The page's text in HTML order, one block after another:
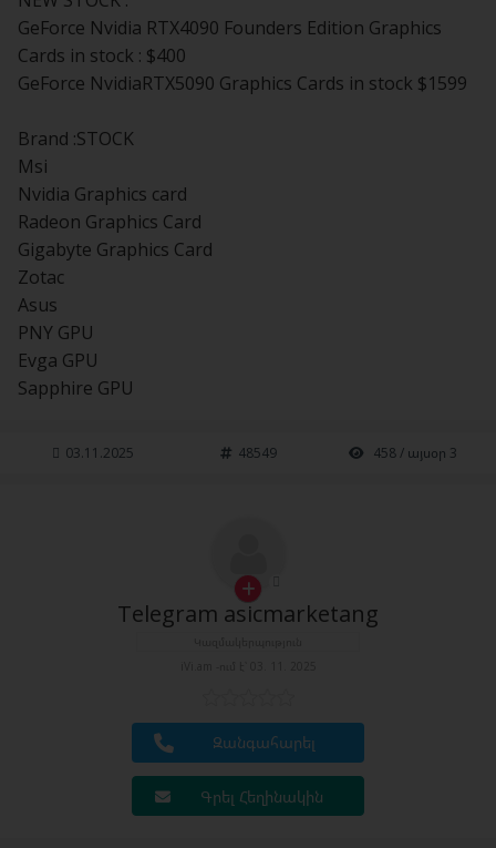
GeForce Nvidia RTX4090 Founders Edition Graphics
Cards in stock : $400
GeForce NvidiaRTX5090 Graphics Cards in stock $1599
Brand :STOCK
Msi
Nvidia Graphics card
Radeon Graphics Card
Gigabyte Graphics Card
Zotac
Asus
PNY GPU
Evga GPU
Sapphire GPU
03.11.2025 48549 458 / այսօր 3
Telegram asicmarketang
Զանգահարել
Գրել Հեղինակին